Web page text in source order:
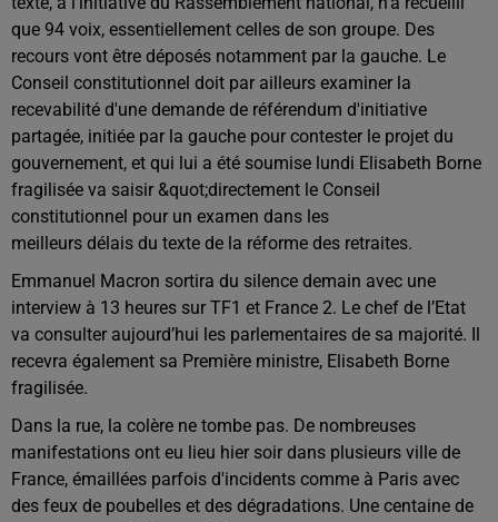
que 94 voix, essentiellement celles de son groupe. Des
recours vont être déposés notamment par la gauche. Le
Conseil constitutionnel doit par ailleurs examiner la
recevabilité d'une demande de référendum d'initiative
partagée, initiée par la gauche pour contester le projet du
gouvernement, et qui lui a été soumise lundi Elisabeth Borne
fragilisée va saisir &quot;directement le Conseil
constitutionnel pour un examen dans les
meilleurs délais du texte de la réforme des retraites.
Emmanuel Macron sortira du silence demain avec une
interview à 13 heures sur TF1 et France 2. Le chef de l’Etat
va consulter aujourd’hui les parlementaires de sa majorité. Il
recevra également sa Première ministre, Elisabeth Borne
fragilisée.
Dans la rue, la colère ne tombe pas. De nombreuses
manifestations ont eu lieu hier soir dans plusieurs ville de
France, émaillées parfois d'incidents comme à Paris avec
des feux de poubelles et des dégradations. Une centaine de